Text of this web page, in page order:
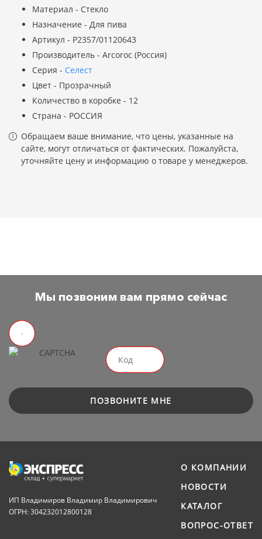
Материал - Стекло
Назначение - Для пива
Артикул - P2357/01120643
Производитель - Arcoroc (Россия)
Серия - Селест
Цвет - Прозрачный
Количество в коробке - 12
Страна - РОССИЯ
Обращаем ваше внимание, что цены, указанные на
сайте, могут отличаться от фактических. Пожалуйста,
уточняйте цену и информацию о товаре у менеджеров.
Мы позвоним вам прямо сейчас
ПОЗВОНИТЕ МНЕ
ИП Владимиров Владимир Владимирович
ОГРН: 304232012800128
О КОМПАНИИ
НОВОСТИ
КАТАЛОГ
ВОПРОС-ОТВЕТ